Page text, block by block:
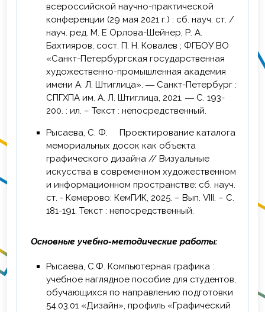
всероссийской научно-практической
конференции (29 мая 2021 г.) : сб. науч. ст. /
науч. ред. М. Е Орлова-Шейнер, Р. А.
Бахтияров, сост. П. Н. Ковалев ; ФГБОУ ВО
«Санкт-Петербургская государственная
художественно-промышленная академия
имени А. Л. Штиглица». ― Санкт-Петербург :
СПГХПА им. А. Л. Штиглица, 2021. ― С. 193-
200. : ил. – Текст : непосредственный.
Рысаева, С. Ф. Проектирование каталога
мемориальных досок как объекта
графического дизайна // Визуальные
искусства в современном художественном
и информационном пространстве: сб. науч.
ст. - Кемерово: КемГИК, 2025. – Вып. VIII. – С.
181-191. Текст : непосредственный.
Основные учебно-методические работы:
Рысаева, С.Ф. Компьютерная графика :
учебное наглядное пособие для студентов,
обучающихся по направлению подготовки
54.03.01 «Дизайн», профиль «Графический